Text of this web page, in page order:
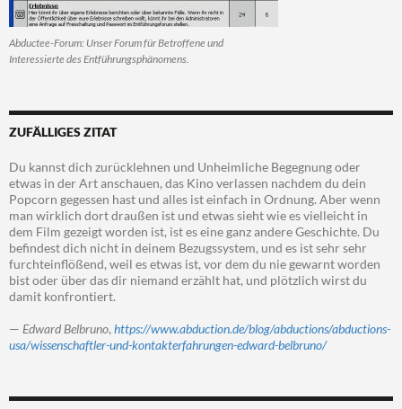
Abductee-Forum: Unser Forum für Betroffene und
Interessierte des Entführungsphänomens.
ZUFÄLLIGES ZITAT
Du kannst dich zurücklehnen und Unheimliche Begegnung oder
etwas in der Art anschauen, das Kino verlassen nachdem du dein
Popcorn gegessen hast und alles ist einfach in Ordnung. Aber wenn
man wirklich dort draußen ist und etwas sieht wie es vielleicht in
dem Film gezeigt worden ist, ist es eine ganz andere Geschichte. Du
befindest dich nicht in deinem Bezugssystem, und es ist sehr sehr
furchteinflößend, weil es etwas ist, vor dem du nie gewarnt worden
bist oder über das dir niemand erzählt hat, und plötzlich wirst du
damit konfrontiert.
— Edward Belbruno, https://www.abduction.de/blog/abductions/abductions-
usa/wissenschaftler-und-kontakterfahrungen-edward-belbruno/